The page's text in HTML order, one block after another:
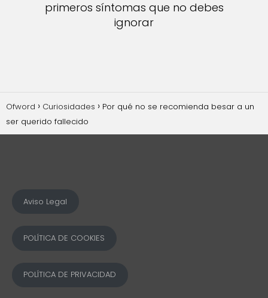
primeros síntomas que no debes
ignorar
Ofword Curiosidades
Por qué no se recomienda besar a un
ser querido fallecido
Aviso Legal
POLÍTICA DE COOKIES
POLÍTICA DE PRIVACIDAD